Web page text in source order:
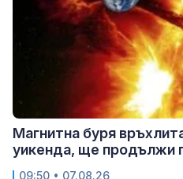
Магнитна буря
уикенда, ще продължи
09:50 • 07.08.26